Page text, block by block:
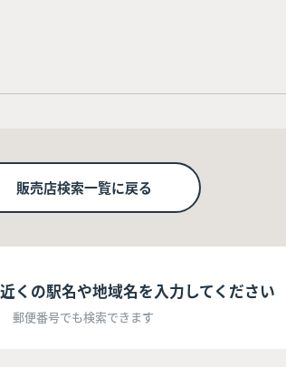
販売店検索一覧に戻る
くの駅名や地域名を入力してください
郵便番号でも検索できます